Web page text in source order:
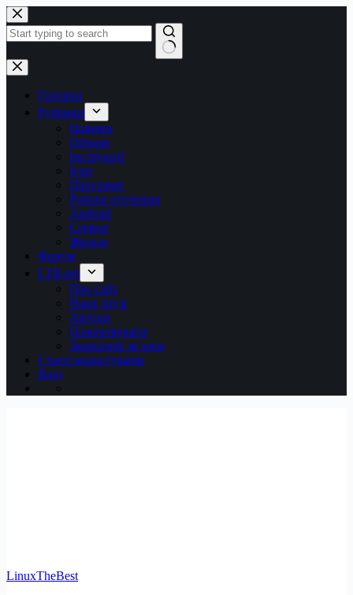
Перейти
до
вмісту
Немає
результатів
Головна
Рубрики
Новини
Обзори
Інструкції
Ігри
Програми
Робоче оточення
Android
Сервер
Железо
Форум
LTB.net
Про сайт
Наші друзі
Автори
Пожертвувати
Зворотній зв’язок
Статті користувачів
Вхід
LinuxTheBest